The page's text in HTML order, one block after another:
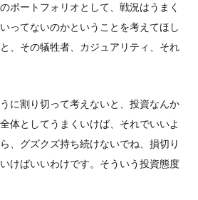
ポートフォリオとして、戦況はうまく
ってないのかということを考えてほし
、その犠牲者、カジュアリティ、それ
に割り切って考えないと、投資なんか
体としてうまくいけば、それでいいよ
、グズクズ持ち続けないでね、損切り
けばいいわけです。そういう投資態度